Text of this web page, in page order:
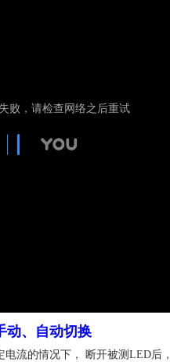
动、自动切换
电流的情况下， 断开被测LED后